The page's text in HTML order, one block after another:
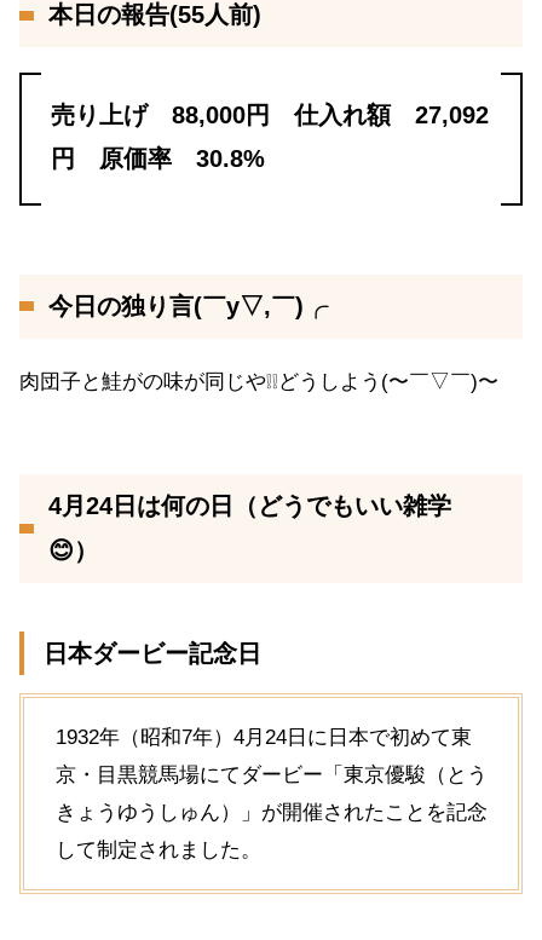
本日の報告(55人前)
売り上げ 88,000円 仕入れ額 27,092
円 原価率 30.8%
今日の独り言(￣y▽,￣)╭
肉団子と鮭がの味が同じや❕❕どうしよう(〜￣▽￣)〜
4月24日は何の日（どうでもいい雑学
😊）
日本ダービー記念日
1932年（昭和7年）4月24日に日本で初めて東
京・目黒競馬場にてダービー「東京優駿（とう
きょうゆうしゅん）」が開催されたことを記念
して制定されました。